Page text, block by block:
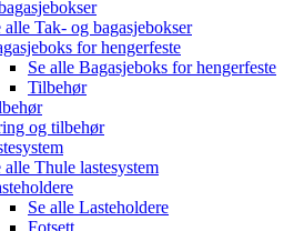
alle Tak- og bagasjebokser
for hengerfeste
Se alle Bagasjeboks for hengerfeste
Tilbehør
og tilbehør
alle Thule lastesystem
Se alle Lasteholdere
Fotsett